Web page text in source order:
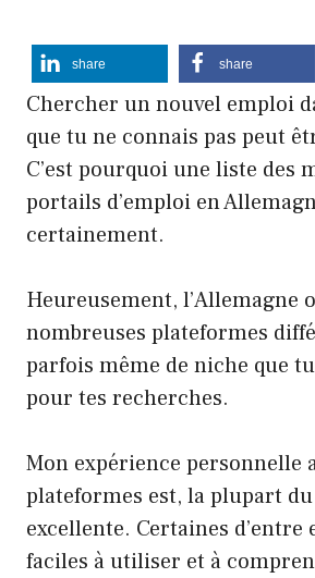
share share
Chercher un nouvel emploi
que tu ne connais pas peut
C’est pourquoi une liste des
portails d’emploi en
certainement.
Heureusement, l’Allemagne
nombreuses plateformes
parfois même de niche que
pour tes recherches.
Mon expérience personnelle
plateformes est, la plupart
excellente. Certaines d’entre
faciles à utiliser et à